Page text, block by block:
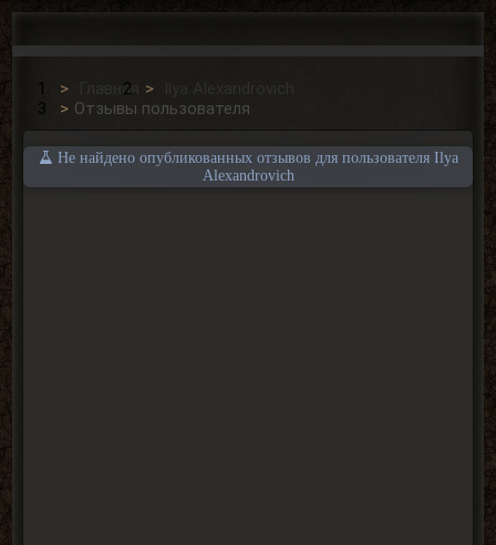
Главная
Ilya Alexandrovich
Отзывы пользователя
Не найдено опубликованных отзывов для пользователя Ilya
Alexandrovich